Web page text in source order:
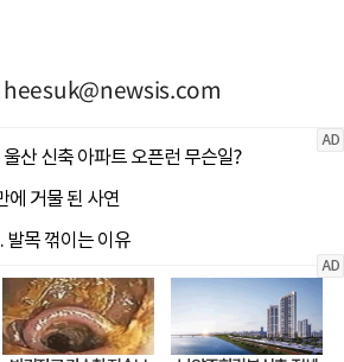
heesuk@newsis.com